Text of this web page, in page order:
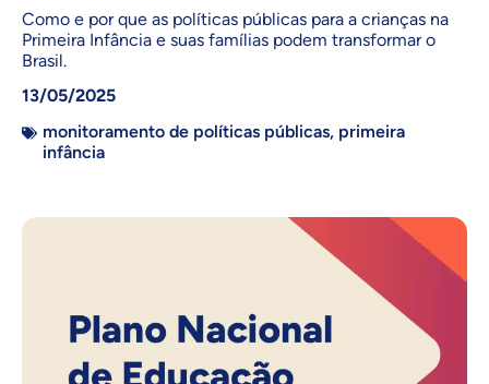
Como e por que as políticas públicas para a crianças na
Primeira Infância e suas famílias podem transformar o
Brasil.
13/05/2025
monitoramento de políticas públicas, primeira
infância